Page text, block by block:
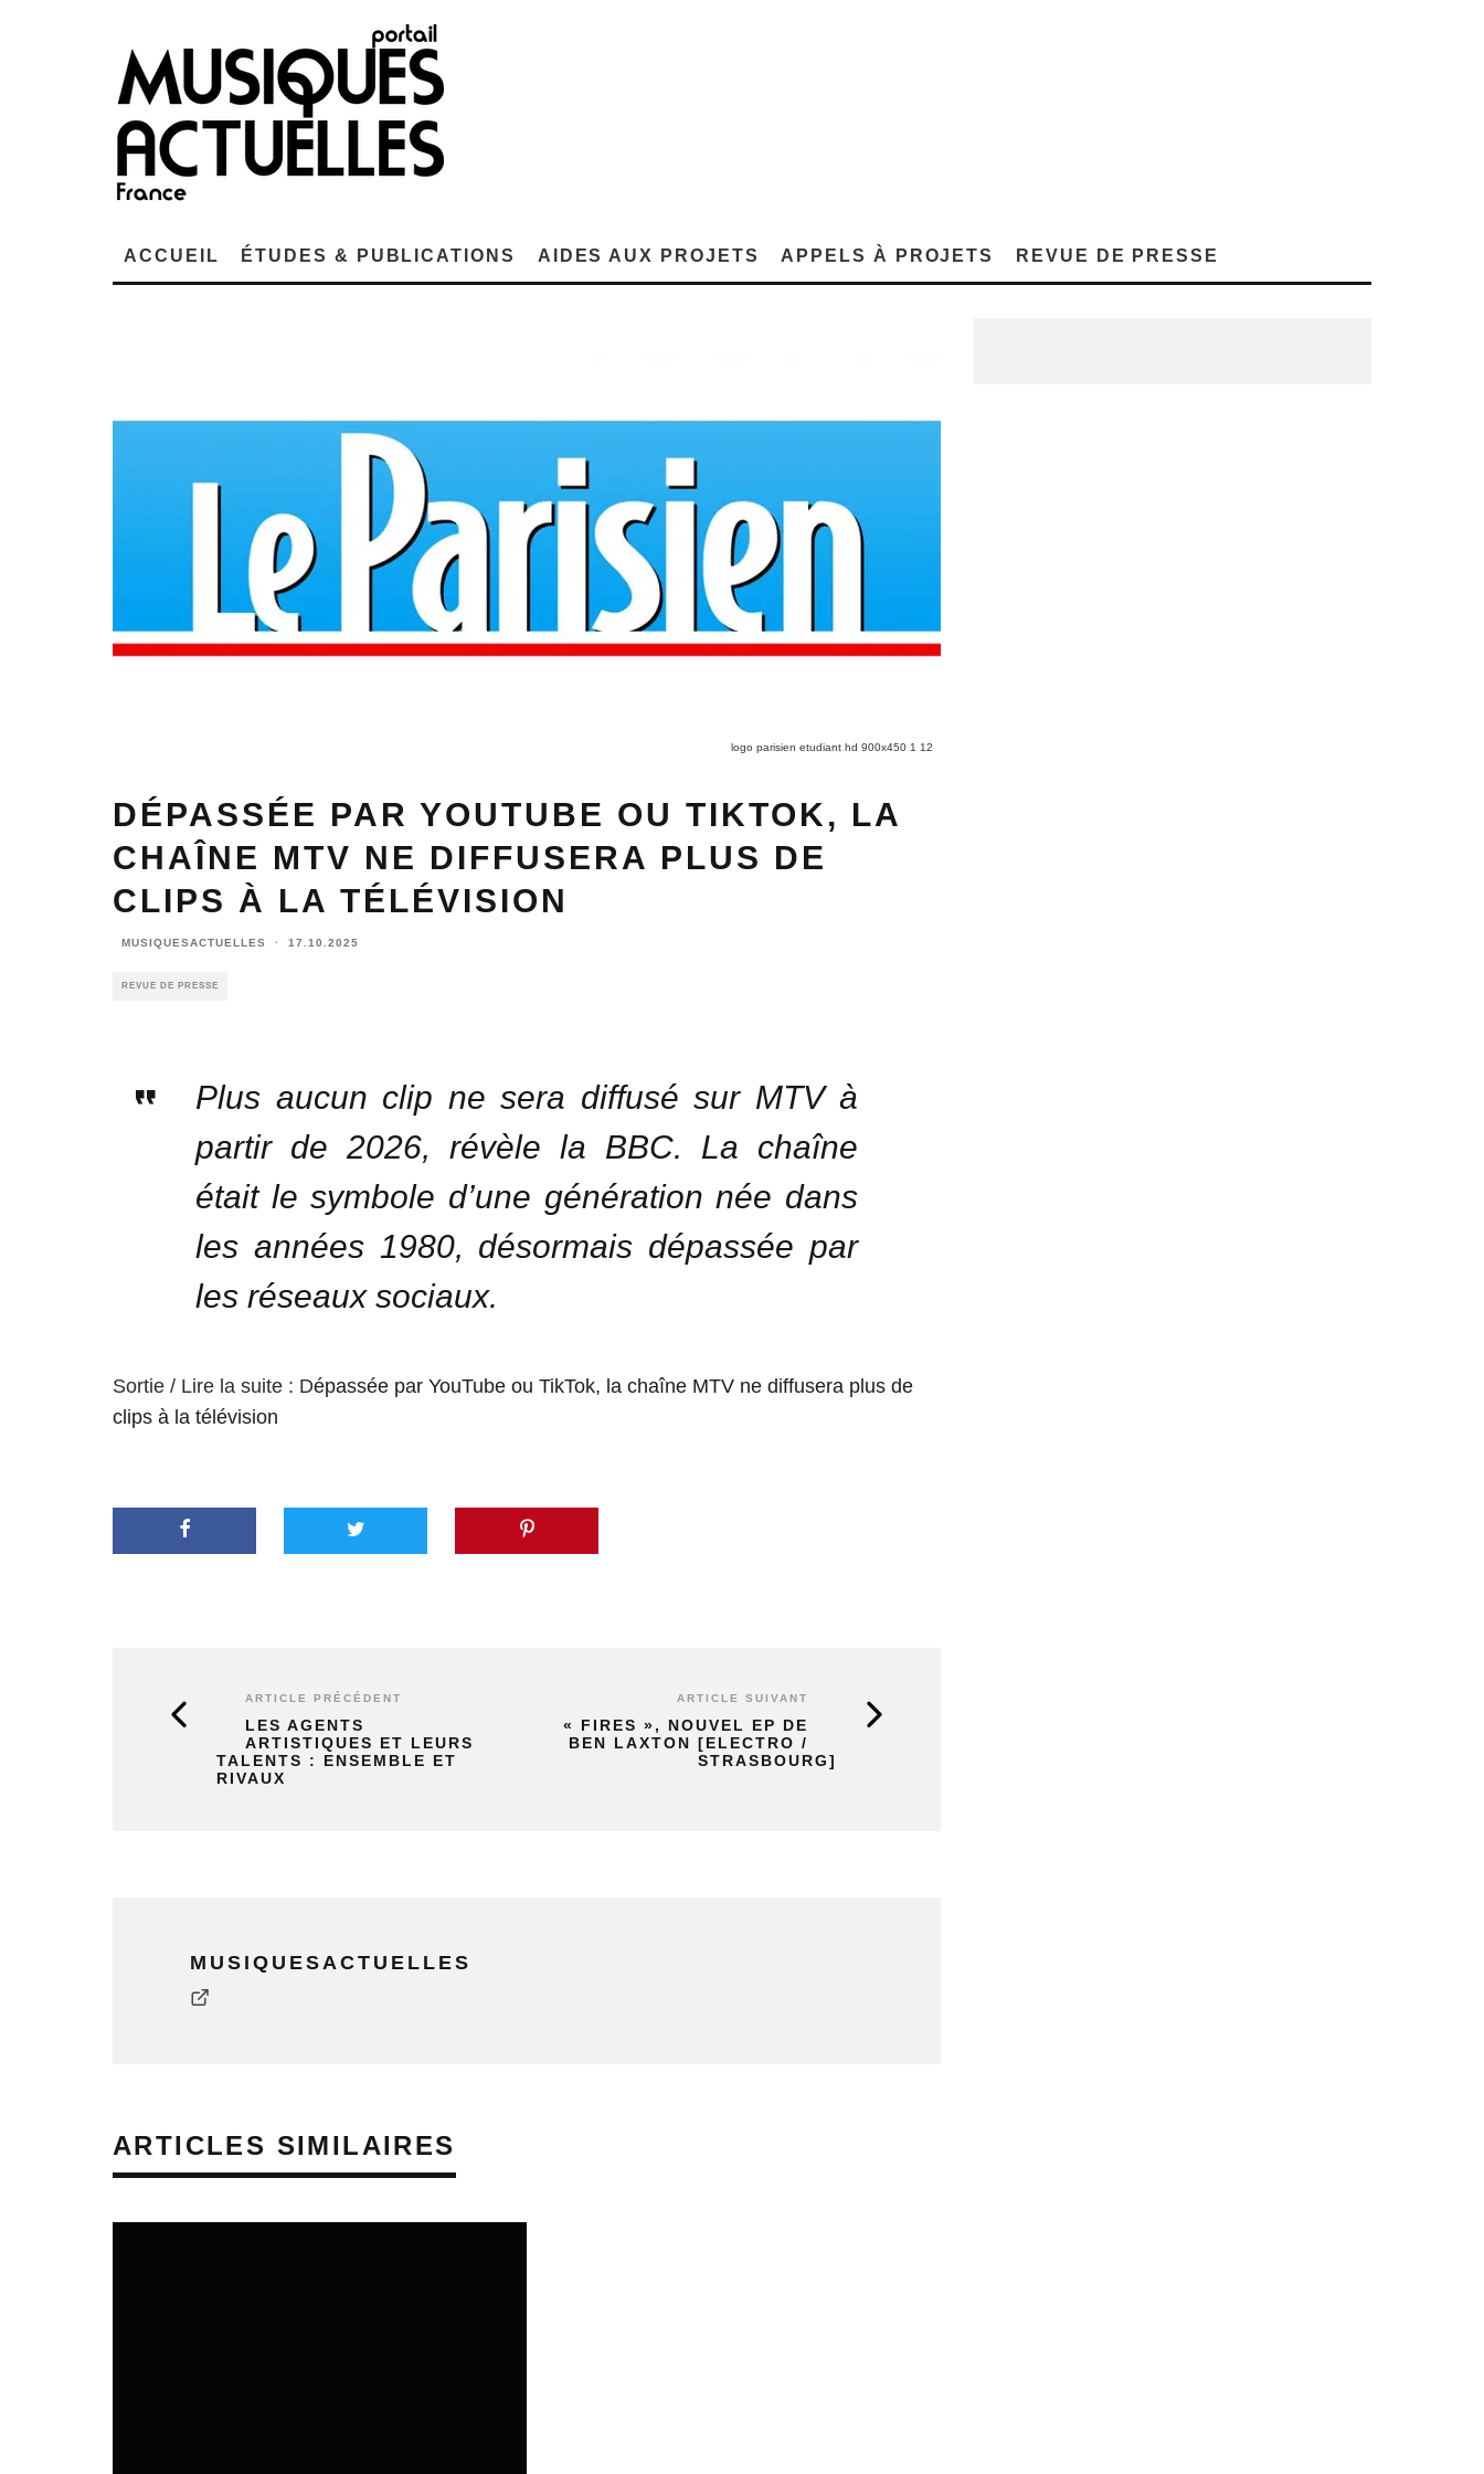
ACCUEIL ÉTUDES & PUBLICATIONS AIDES AUX PROJETS APPELS À PROJETS REVUE DE PRESSE
logo parisien etudiant hd 900x450 1 12
DÉPASSÉE PAR YOUTUBE OU TIKTOK, LA
CHAÎNE MTV NE DIFFUSERA PLUS DE
CLIPS À LA TÉLÉVISION
MUSIQUESACTUELLES · 17.10.2025
REVUE DE PRESSE
Plus aucun clip ne sera diffusé sur MTV à
partir de 2026, révèle la BBC. La chaîne
était le symbole d’une génération née dans
les années 1980, désormais dépassée par
les réseaux sociaux.
Sortie / Lire la suite : Dépassée par YouTube ou TikTok, la chaîne MTV ne diffusera plus de
clips à la télévision
ARTICLE PRÉCÉDENT
LES AGENTS
ARTISTIQUES ET LEURS
TALENTS : ENSEMBLE ET
RIVAUX
ARTICLE SUIVANT
« FIRES », NOUVEL EP DE
BEN LAXTON [ELECTRO /
STRASBOURG]
MUSIQUESACTUELLES
ARTICLES SIMILAIRES